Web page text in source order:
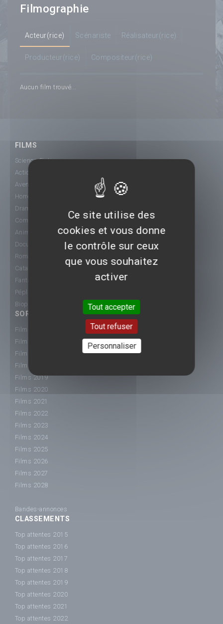
Filmographie
Acteur(rice) Scénariste Réalisateur(rice)
Producteur(rice) Compositeur(rice)
Aucun film trouvé...
FILMS
Science-Fiction
Action
Aventure
Horreur
Drame
Comédie
Animation
Documentaire
Romance
Catastrophe
Fantastique
Péplum
Biopic
SORTIE CINÉ
Films 2015
Films 2016
Films 2017
Films 2018
Films 2019
Films 2020
Films 2021
Films 2022
Films 2023
Films 2024
Films 2025
Films 2026
Films 2027
Films 2028
Bandes-annonces
CLASSEMENTS
Top attentes 2015
Top attentes 2016
Top attentes 2017
Top attentes 2018
Top attentes 2019
Top attentes 2020
Top attentes 2021
Top attentes 2022
Ce site utilise des
cookies et vous donne
le contrôle sur ceux
que vous souhaitez
activer
Tout accepter
Tout refuser
Personnaliser